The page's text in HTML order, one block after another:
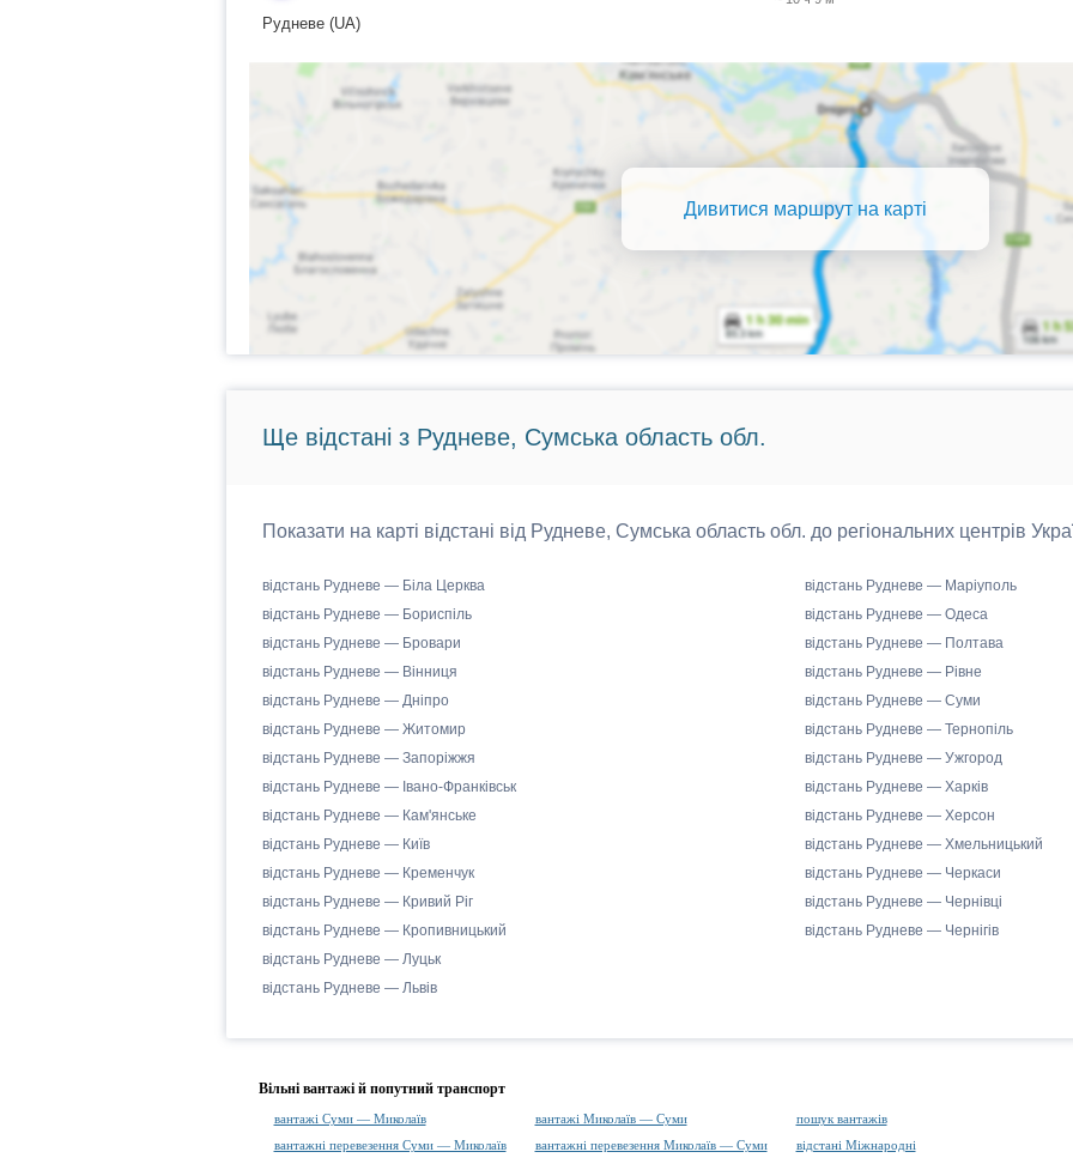
Рудневе (UA)
Дивитися маршрут на карті
Ще відстані з Рудневе, Сумська область обл.
Показати на карті відстані від Рудневе, Сумська область обл. до регіональних центрів
відстань Рудневе — Біла Церква
відстань Рудневе — Бориспіль
відстань Рудневе — Бровари
відстань Рудневе — Вінниця
відстань Рудневе — Дніпро
відстань Рудневе — Житомир
відстань Рудневе — Запоріжжя
відстань Рудневе — Івано-Франківськ
відстань Рудневе — Кам'янське
відстань Рудневе — Київ
відстань Рудневе — Кременчук
відстань Рудневе — Кривий Ріг
відстань Рудневе — Кропивницький
відстань Рудневе — Луцьк
відстань Рудневе — Львів
відстань Рудневе — Маріуполь
відстань Рудневе — Одеса
відстань Рудневе — Полтава
відстань Рудневе — Рівне
відстань Рудневе — Суми
відстань Рудневе — Тернопіль
відстань Рудневе — Ужгород
відстань Рудневе — Харків
відстань Рудневе — Херсон
відстань Рудневе — Хмельницький
відстань Рудневе — Черкаси
відстань Рудневе — Чернівці
відстань Рудневе — Чернігів
Вільні вантажі й попутний транспорт
вантажі Суми — Миколаїв вантажі Миколаїв — Суми
пошук вантажів
вантажні перевезення Суми — Миколаїв
вантажні перевезення Миколаїв — Суми відстані Міжнародні